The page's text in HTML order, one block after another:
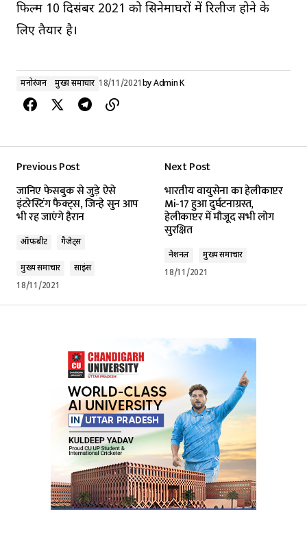
फिल्म 10 दिसंबर 2021 को सिनेमाघरों में रिलीज होने के
लिए तैयार है।
मनोरंजन मुख्य समाचार 18/11/2021byAdmin K
Previous Post
जानिए फेसबुक से जुड़े ऐसे
इंटरेस्टिंग फैक्ट्स, जिन्हे सुन आप
भी रह जाएंगे हैरान
ऑफ़बीट गैजेट्स
मुख्य समाचार
साइंस
18/11/2021
Next Post
भारतीय वायुसेना का हेलीकाप्टर
Mi-17 हुआ दुर्घटनाग्रस्त,
हेलीकाप्टर में मौजूद सभी लोग
सुरक्षित
नेशनल
मुख्य समाचार
18/11/2021